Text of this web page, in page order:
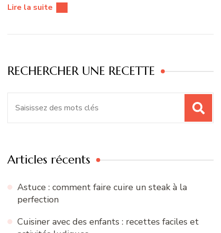
Lire la suite
RECHERCHER UNE RECETTE
Articles récents
Astuce : comment faire cuire un steak à la
perfection
Cuisiner avec des enfants : recettes faciles et